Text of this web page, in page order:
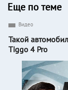
Еще по теме
Видео
Такой
Tiggo 4 Pro